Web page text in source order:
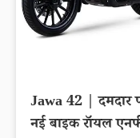
Jawa 42 | दमदार
नई बाइक रॉयल